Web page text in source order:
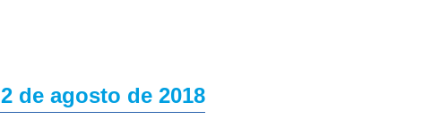
2 de agosto de 2018